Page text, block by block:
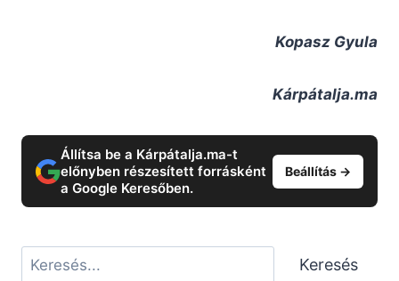
Kopasz Gyula
Kárpátalja.ma
Állítsa be a Kárpátalja.ma-t
előnyben részesített forrásként
a Google Keresőben.
Beállítás →
Keresés Keresés